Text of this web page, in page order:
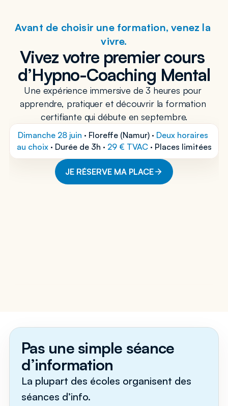
Avant de choisir une formation, venez la
vivre.
Vivez votre premier cours
d’Hypno-Coaching Mental
Une expérience immersive de 3 heures pour
apprendre, pratiquer et découvrir la formation
certifiante qui débute en septembre.
Dimanche 28 juin · Floreffe (Namur) · Deux horaires
au choix · Durée de 3h · 29 € TVAC · Places limitées
JE RÉSERVE MA PLACE
Pas une simple séance
d’information
La plupart des écoles organisent des
séances d’info.